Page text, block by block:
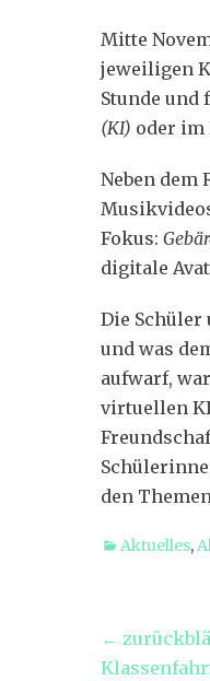
Mitte
jeweiligen
Stunde und
(KI) oder
Neben dem
Fokus:
digitale
Die Schüler
und was
aufwarf, war
virtuellen
den
Kategorien
Aktuelles,
←
Vorheriger